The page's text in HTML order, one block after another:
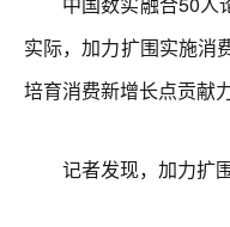
实际，加力扩围实施消
培育消费新增长点贡献力
记者发现，加力扩围